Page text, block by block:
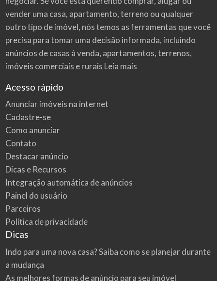
vender uma casa, apartamento, terreno ou qualquer
outro tipo de imóvel, nós temos as ferramentas que você
precisa para tomar uma decisão informada, incluindo
anúncios de casas à venda, apartamentos, terrenos,
imóveis comerciais e rurais Leia mais
Acesso rápido
Anunciar imóveis na internet
Cadastre-se
Como anunciar
Contato
Destacar anúncio
Dicas e Recursos
Integração automática de anúncios
Painel do usuário
Parceiros
Política de privacidade
Dicas
Indo para uma nova casa? Saiba como se planejar durante
a mudança
As melhores formas de anúncio para seu imóvel